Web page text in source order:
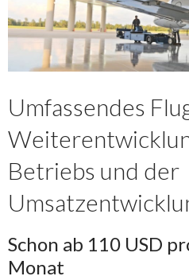
Umfassendes
Betriebs und der
Schon ab 110 USD
Monat